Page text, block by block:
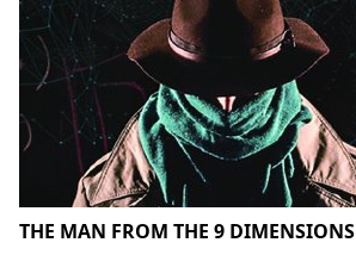
THE MAN FROM THE 9 DIMENSIONS